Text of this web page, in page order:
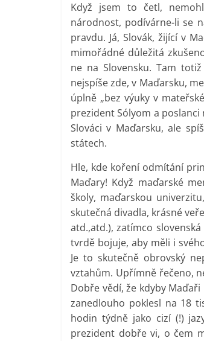
Když jsem to četl,
národnost, podívárne-li se
pravdu. Já, Slovák, žijící v
mimořádné důležitá
ne na Slovensku. Tam
nejspíše zde, v Maďarsku,
úplně „bez výuky v
prezident Sólyom a
Slováci v Maďarsku, ale
státech.
Hle, kde koření odmítání
Maďary! Když maďarské
školy, maďarskou
skutečná divadla, krásné
atd.,atd.), zatímco
tvrdě bojuje, aby měli i
Je to skutečně obrovský
vztahům. Upřímně řečeno,
Dobře vědí, že kdyby
zanedlouho poklesl na 18
hodin týdně jako cizí (!)
prezident dobře vi, o čem